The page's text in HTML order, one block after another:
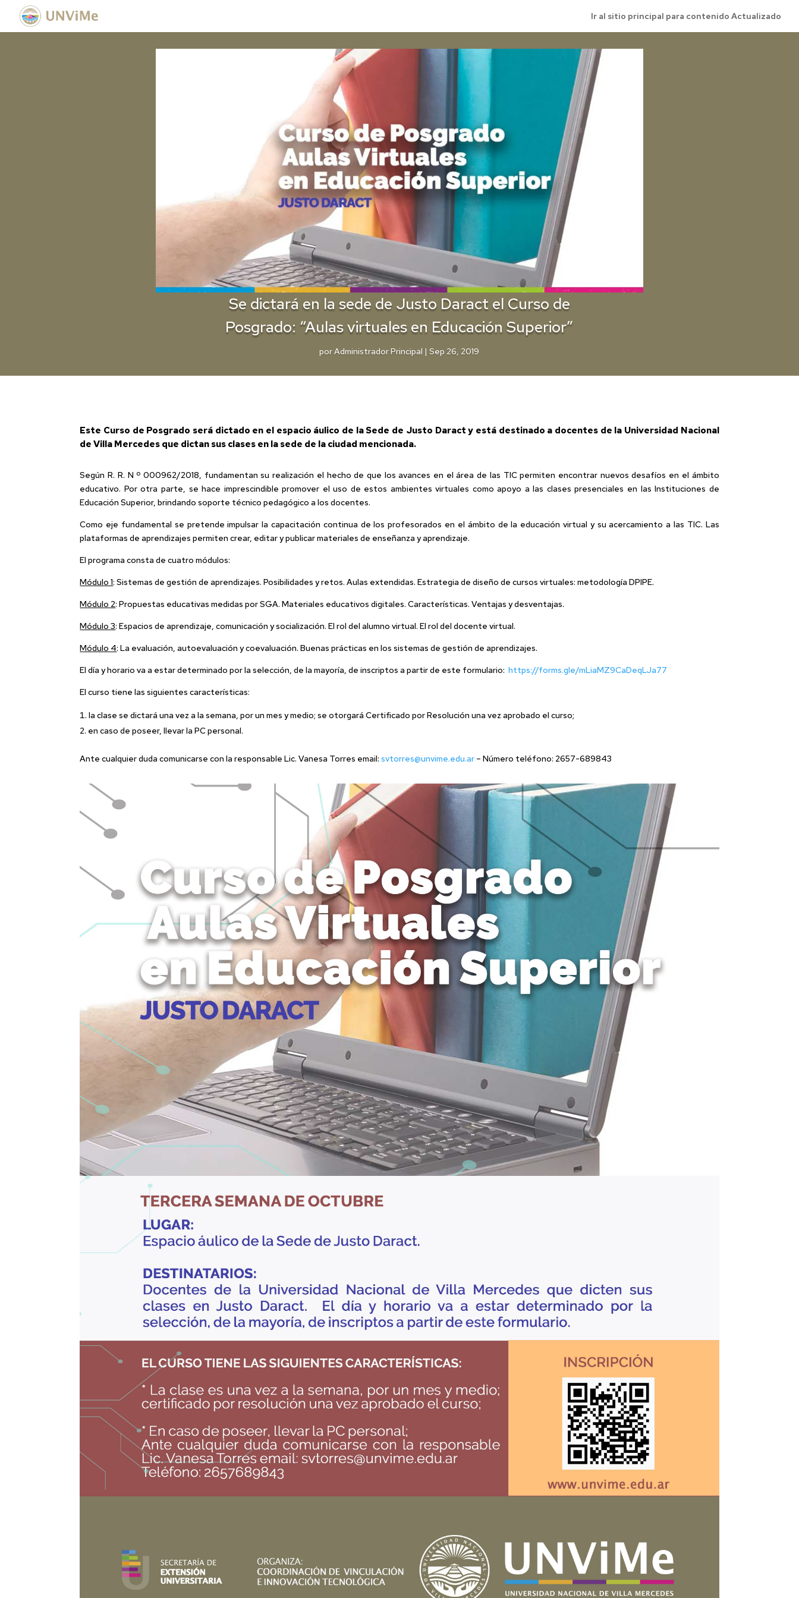
Ir al sitio principal para contenido Actualizado
Se dictará en la sede de Justo Daract el Curso de
Posgrado: “Aulas virtuales en Educación Superior”
porAdministrador Principal |Sep 26, 2019
Este Curso de Posgrado será dictado en el espacio áulico de la Sede de Justo Daract y está destinado a docentes de la Universidad Nacional
de Villa Mercedes que dictan sus clases en la sede de la ciudad mencionada.
Según R. R. N º 000962/2018, fundamentan su realización el hecho de que los avances en el área de las TIC permiten encontrar nuevos desafíos en el ámbito
educativo. Por otra parte, se hace imprescindible promover el uso de estos ambientes virtuales como apoyo a las clases presenciales en las Instituciones de
Educación Superior, brindando soporte técnico pedagógico a los docentes.
Como eje fundamental se pretende impulsar la capacitación continua de los profesorados en el ámbito de la educación virtual y su acercamiento a las TIC. Las
plataformas de aprendizajes permiten crear, editar y publicar materiales de enseñanza y aprendizaje.
El programa consta de cuatro módulos:
Módulo 1: Sistemas de gestión de aprendizajes. Posibilidades y retos. Aulas extendidas. Estrategia de diseño de cursos virtuales: metodología DPIPE.
Módulo 2: Propuestas educativas medidas por SGA. Materiales educativos digitales. Características. Ventajas y desventajas.
Módulo 3: Espacios de aprendizaje, comunicación y socialización. El rol del alumno virtual. El rol del docente virtual.
Módulo 4: La evaluación, autoevaluación y coevaluación. Buenas prácticas en los sistemas de gestión de aprendizajes.
El día y horario va a estar determinado por la selección, de la mayoría, de inscriptos a partir de este formulario:https://forms.gle/mLiaMZ9CaDeqLJa77
El curso tiene las siguientes características:
la clase se dictará una vez a la semana, por un mes y medio; se otorgará Certificado por Resolución una vez aprobado el curso;
en caso de poseer, llevar la PC personal.
Ante cualquier duda comunicarse con la responsable Lic. Vanesa Torres email:svtorres@unvime.edu.ar – Número teléfono: 2657-689843